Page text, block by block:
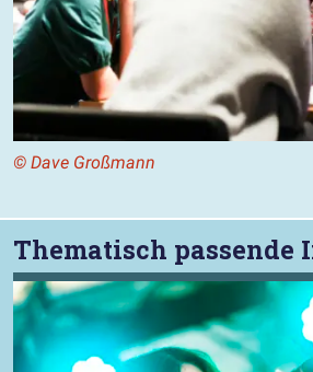
© Dave Großmann
Thematisch passende